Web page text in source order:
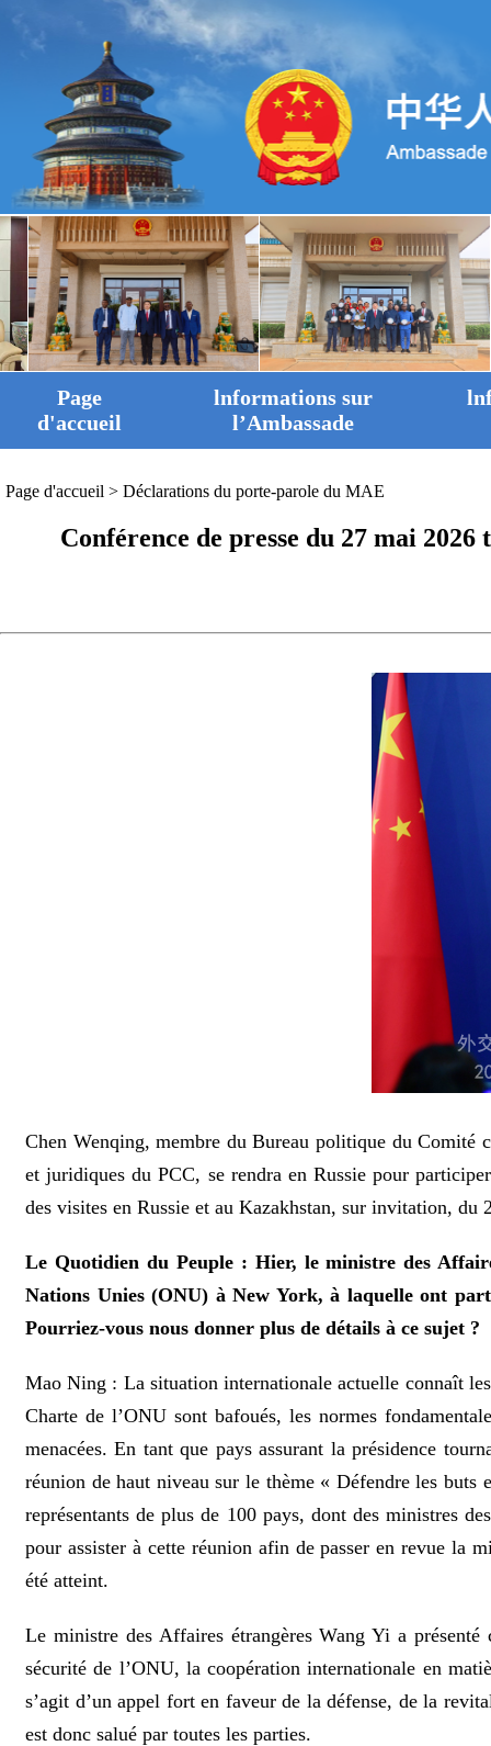
Page
d'accueil
lnformations sur
l’Ambassade
Page d'accueil > Déclarations du porte-parole du MAE
Conférence de presse du 27 mai
Chen Wenqing, membre du Bureau politique du Comité
et juridiques du PCC, se rendra en Russie pour
des visites en Russie et au Kazakhstan, sur invitation, du
Le Quotidien du Peuple : Hier, le ministre des
Nations Unies (ONU) à New York, à laquelle ont
Pourriez-vous nous donner plus de détails à ce sujet ?
Mao Ning : La situation internationale actuelle connaît
Charte de l’ONU sont bafoués, les normes
menacées. En tant que pays assurant la présidence
réunion de haut niveau sur le thème « Défendre les
représentants de plus de 100 pays, dont des ministres
pour assister à cette réunion afin de passer en revue la
été atteint.
Le ministre des Affaires étrangères Wang Yi a
sécurité de l’ONU, la coopération internationale en
s’agit d’un appel fort en faveur de la défense, de la
est donc salué par toutes les parties.